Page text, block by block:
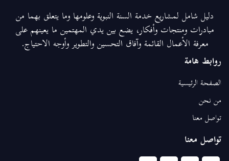
دليل شامل لمشاريع خدمة السنة النبوية وعلومها وما يتعلق بهما من
مبادرات ومنتجات وأفكار، يضع بين يدي المهتمين ما يعينهم على
معرفة الأعمال القائمة وآفاق التحسين والتطوير وأوجه الاحتياج.
روابط هامة
الصفحة الرئيسية
من نحن
تواصل معنا
تواصل معنا